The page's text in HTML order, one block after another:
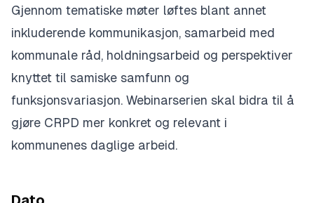
Gjennom tematiske møter løftes blant annet
inkluderende kommunikasjon, samarbeid med
kommunale råd, holdningsarbeid og perspektiver
knyttet til samiske samfunn og
funksjonsvariasjon. Webinarserien skal bidra til å
gjøre CRPD mer konkret og relevant i
kommunenes daglige arbeid.